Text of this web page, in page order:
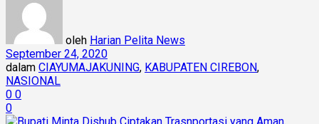
oleh Harian Pelita News
September 24, 2020
dalam CIAYUMAJAKUNING, KABUPATEN CIREBON,
NASIONAL
0 0
0